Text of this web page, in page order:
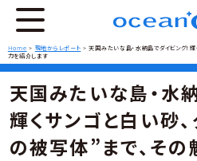
Home > 現地からレポート >天国みたいな島・水納島でダイビング！
力を紹介します
天国みたいな島・水
輝くサンゴと白い砂
の被写体”まで、そ